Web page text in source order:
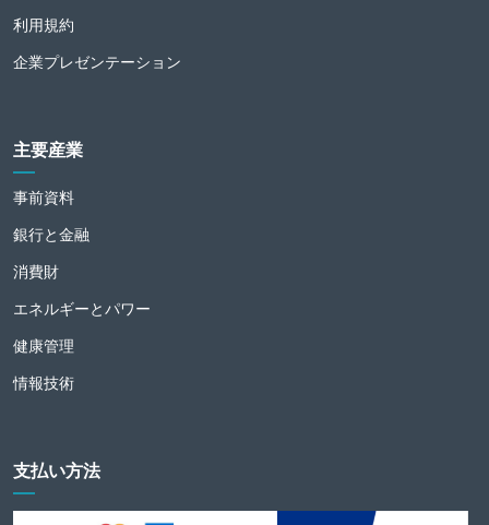
利用規約
企業プレゼンテーション
主要産業
事前資料
銀行と金融
消費財
エネルギーとパワー
健康管理
情報技術
支払い方法